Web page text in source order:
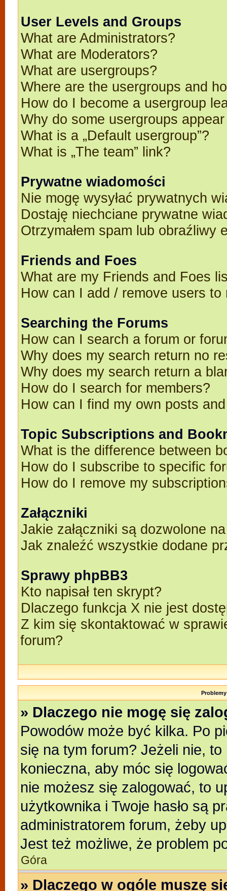
User Levels and Groups
What are Administrators?
What are Moderators?
What are usergroups?
Where are the usergroups and
How do I become a usergroup
Why do some usergroups
What is a „Default usergroup”?
What is „The team” link?
Prywatne wiadomości
Nie mogę wysyłać prywatnych
Dostaję niechciane prywatne
Otrzymałem spam lub obraźliwy
Friends and Foes
What are my Friends and Foes
How can I add / remove users
Searching the Forums
How can I search a forum or
Why does my search return no
Why does my search return a
How do I search for members?
How can I find my own posts
Topic Subscriptions and
What is the difference between
How do I subscribe to specific
How do I remove my
Załączniki
Jakie załączniki są dozwolone
Jak znaleźć wszystkie dodane
Sprawy phpBB3
Kto napisał ten skrypt?
Dlaczego funkcja X nie jest
Z kim się skontaktować w
forum?
» Dlaczego nie mogę się
Powodów może być kilka. Po
się na tym forum? Jeżeli nie,
konieczna, aby móc się
nie możesz się zalogować, to
użytkownika i Twoje hasło są
administratorem forum, żeby
Jest też możliwe, że problem
Góra
» Dlaczego w ogóle muszę